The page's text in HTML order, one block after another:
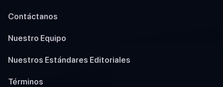
Contáctanos
Nuestro Equipo
Nuestros Estándares Editoriales
Términos